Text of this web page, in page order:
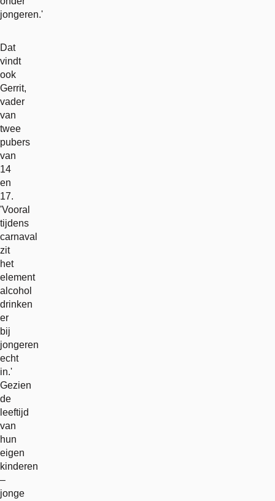
jongeren.'
Dat
vindt
ook
Gerrit,
vader
van
twee
pubers
van
14
en
17.
'Vooral
tijdens
carnaval
zit
het
element
alcohol
drinken
er
bij
jongeren
echt
in.'
Gezien
de
leeftijd
van
hun
eigen
kinderen
–
jonge